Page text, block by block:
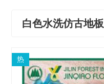
白色水洗仿古地板
热